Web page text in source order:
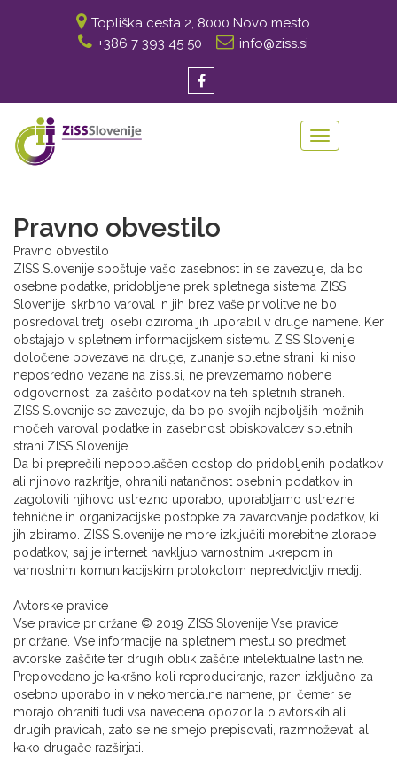
Topliška cesta 2, 8000 Novo mesto
+386 7 393 45 50
info@ziss.si
Toggle
Pravno obvestilo
Pravno obvestilo
ZISS Slovenije spoštuje vašo zasebnost in se zavezuje, da bo
osebne podatke, pridobljene prek spletnega sistema ZISS
Slovenije, skrbno varoval in jih brez vaše privolitve ne bo
posredoval tretji osebi oziroma jih uporabil v druge namene. Ker
obstajajo v spletnem informacijskem sistemu ZISS Slovenije
določene povezave na druge, zunanje spletne strani, ki niso
neposredno vezane na ziss.si, ne prevzemamo nobene
odgovornosti za zaščito podatkov na teh spletnih straneh.
ZISS Slovenije se zavezuje, da bo po svojih najboljših možnih
močeh varoval podatke in zasebnost obiskovalcev spletnih
strani ZISS Slovenije
Da bi preprečili nepooblaščen dostop do pridobljenih podatkov
ali njihovo razkritje, ohranili natančnost osebnih podatkov in
zagotovili njihovo ustrezno uporabo, uporabljamo ustrezne
tehnične in organizacijske postopke za zavarovanje podatkov, ki
jih zbiramo. ZISS Slovenije ne more izključiti morebitne zlorabe
podatkov, saj je internet navkljub varnostnim ukrepom in
varnostnim komunikacijskim protokolom nepredvidljiv medij.
Avtorske pravice
Vse pravice pridržane © 2019 ZISS Slovenije Vse pravice
pridržane. Vse informacije na spletnem mestu so predmet
avtorske zaščite ter drugih oblik zaščite intelektualne lastnine.
Prepovedano je kakršno koli reproduciranje, razen izključno za
osebno uporabo in v nekomercialne namene, pri čemer se
morajo ohraniti tudi vsa navedena opozorila o avtorskih ali
drugih pravicah, zato se ne smejo prepisovati, razmnoževati ali
kako drugače razširjati.